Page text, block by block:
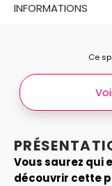
INFORMATIONS
Vous saurez qui
découvrir cette
Ce